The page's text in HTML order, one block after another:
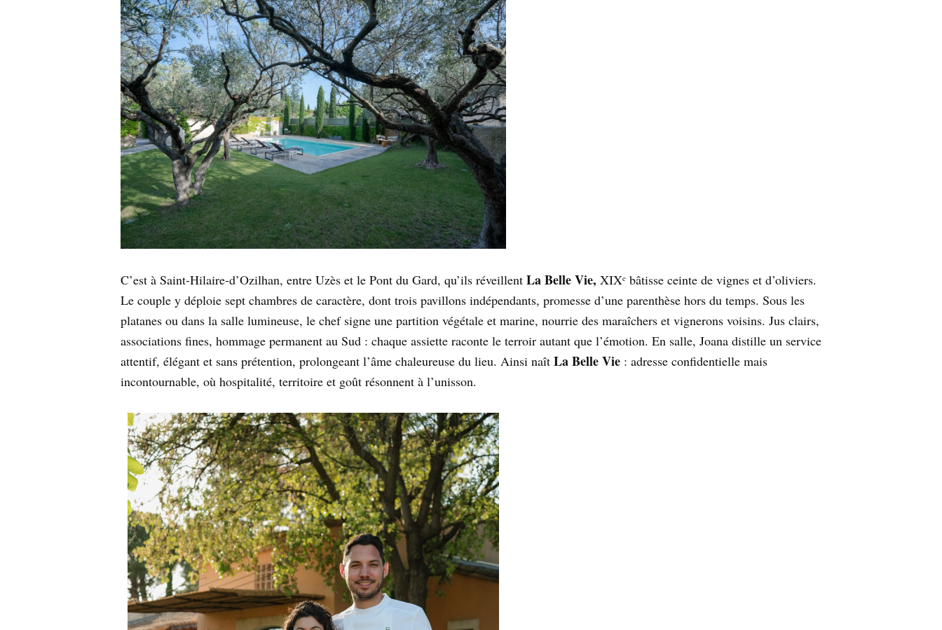
C’est à Saint-Hilaire-d’Ozilhan, entre Uzès et le Pont du Gard, qu’ils réveillent La Belle Vie, XIXᵉ bâtisse ceinte de vignes et d’oliviers.
Le couple y déploie sept chambres de caractère, dont trois pavillons indépendants, promesse d’une parenthèse hors du temps. Sous les
platanes ou dans la salle lumineuse, le chef signe une partition végétale et marine, nourrie des maraîchers et vignerons voisins. Jus clairs,
associations fines, hommage permanent au Sud : chaque assiette raconte le terroir autant que l’émotion. En salle, Joana distille un service
attentif, élégant et sans prétention, prolongeant l’âme chaleureuse du lieu. Ainsi naît La Belle Vie : adresse confidentielle mais
incontournable, où hospitalité, territoire et goût résonnent à l’unisson.